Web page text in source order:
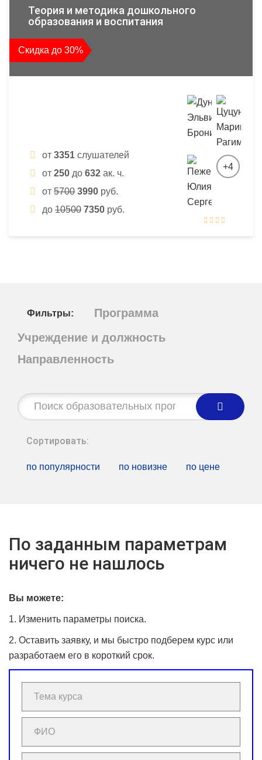
Теория и методика дошкольного
образования и воспитания
Скидка до 30%
от 3351 слушателей
от 250 до 632 ак. ч.
от 5700 3990 руб.
до 10500 7350 руб.
+4
Фильтры:
Программа
Учреждение и должность
Направленность
Строка
поиска:
Сортировать:
по популярности по новизне по цене
По заданным параметрам
ничего не нашлось
Вы можете:
1. Изменить параметры поиска.
2. Оставить заявку, и мы быстро подберем курс или
разработаем его в короткий срок.